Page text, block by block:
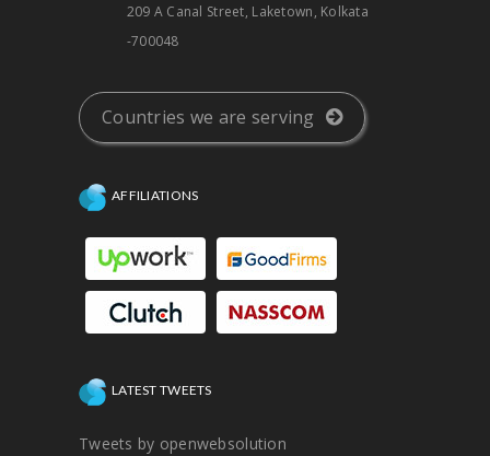
209 A Canal Street, Laketown, Kolkata
-700048
Countries we are serving
AFFILIATIONS
LATEST TWEETS
Tweets by openwebsolution